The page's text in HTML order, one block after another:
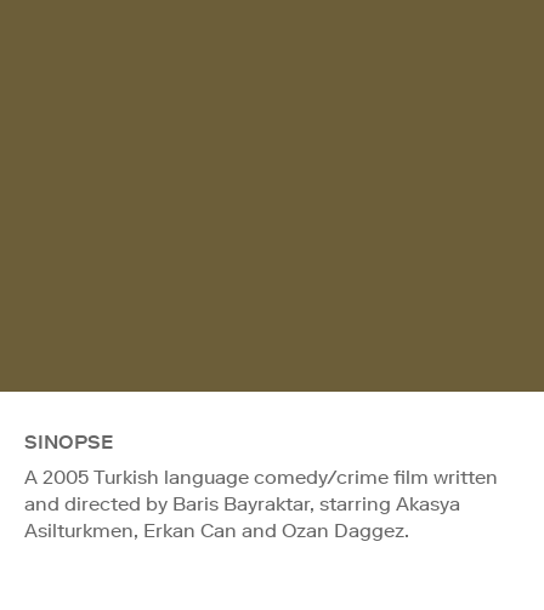
SINOPSE
A 2005 Turkish language comedy/crime film written
and directed by Baris Bayraktar, starring Akasya
Asilturkmen, Erkan Can and Ozan Daggez.